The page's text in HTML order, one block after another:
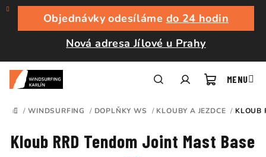
Přejít
obsah
Objednávky odesíláme do 24 hodin
Nová adresa Jílové u Prahy
košík
DOMŮ
/ WINDSURFING / DOPLŇKY WS / KLOUBY A JEZDCE / KLOUB
Kloub RRD Tendom Joint Mast Base